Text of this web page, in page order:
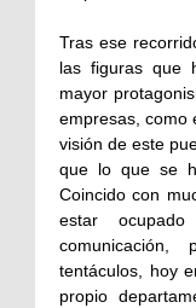
Tras ese
las figuras que
mayor
empresas, como
visión de este
que lo que se
Coincido con
estar
tentáculos, hoy
propio